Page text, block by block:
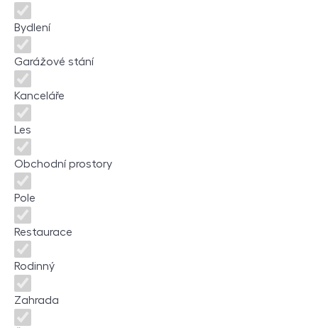
Bydlení
Garážové stání
Kanceláře
Les
Obchodní prostory
Pole
Restaurace
Rodinný
Zahrada